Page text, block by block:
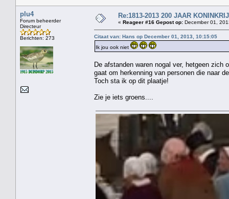
plu4
Forum beheerder
Directeur
Berichten: 273
Re:1813-2013 200 JAAR
« Reageer #16 Gepost op: December 01,
Citaat van: Hans op December 01, 2013, 10:15:05
Ik jou ook niet
De afstanden waren nogal ver, hetgeen
gaat om herkenning van personen die naar
Toch sta ik op dit plaatje!
Zie je iets groens....